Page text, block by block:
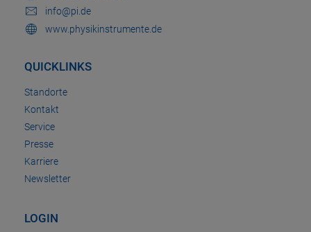
info@pi.de
www.physikinstrumente.de
QUICKLINKS
Standorte
Kontakt
Service
Presse
Karriere
Newsletter
LOGIN